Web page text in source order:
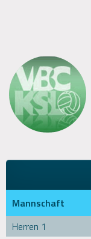
Mannschaft
Herren 1